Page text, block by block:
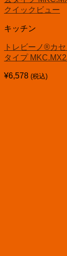
クイックビュー
キッチン
トレビーノ®カ
タイプ
¥6,578 (税込)